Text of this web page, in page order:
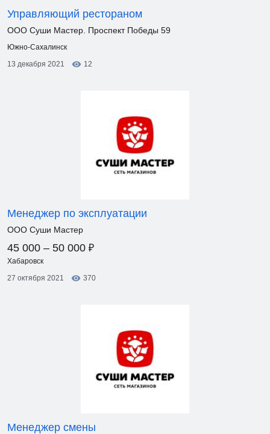
Управляющий рестораном
ООО Суши Мастер. Проспект Победы 59
Южно-Сахалинск
13 декабря 2021
12
Менеджер по эксплуатации
ООО Суши Мастер
45 000 – 50 000 ₽
Хабаровск
27 октября 2021
370
Менеджер смены